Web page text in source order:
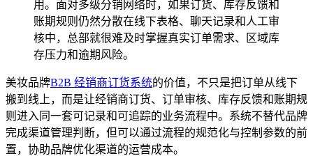
用。面对多级分销网络时，如果订货、库存反馈和
账期规则仍然分散在线下表格、聊天记录和人工审
核中，总部就很难及时掌握真实订单需求、区域库
存压力和逾期风险。
美妆品牌B2B 经销商订货系统的价值，不只是把订单从线下
搬到线上，而是让经销商订货、订单审核、库存反馈和账期规
则进入同一套可记录和可追踪的业务流程中。系统不替代品牌
完成渠道管理判断，但可以通过流程的规范化与控制参数的前
置，协助品牌优化渠道的运营成本。